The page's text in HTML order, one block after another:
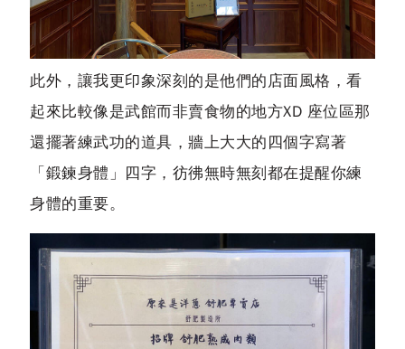
此外，讓我更印象深刻的是他們的店面風格，看
起來比較像是武館而非賣食物的地方XD 座位區那
還擺著練武功的道具，牆上大大的四個字寫著
「鍛鍊身體」四字，彷彿無時無刻都在提醒你練
身體的重要。